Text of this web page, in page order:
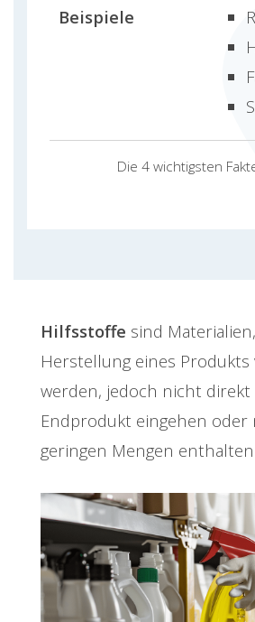
Die 4 wichtigsten
Beispiele
Hilfsstoffe sind
Herstellung eines Produkts
werden, jedoch nicht direkt
Endprodukt eingehen oder
geringen Mengen